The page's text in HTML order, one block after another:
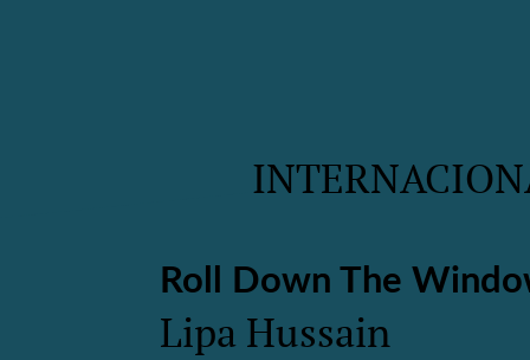
Roll Down The
Lipa Hussain